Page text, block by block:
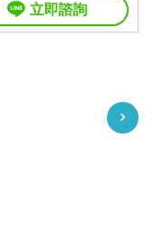
立即諮詢